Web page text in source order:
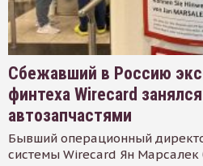
Сбежавший в Россию
финтеха Wirecard
автозапчастями
Бывший операционный
системы Wirecard Ян